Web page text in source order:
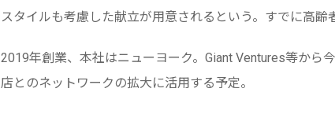
スタイルも考慮した献立が用意されるという。すでに高齢
2019年創業、本社はニューヨーク。Giant Ventures等から
店とのネットワークの拡大に活用する予定。